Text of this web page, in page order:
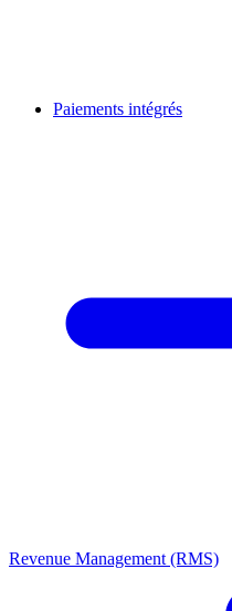
Paiements intégrés
Revenue Management (RMS)